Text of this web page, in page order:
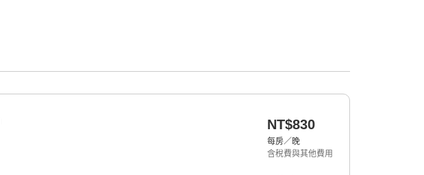
NT$830
每房／晚
含稅費與其他費用